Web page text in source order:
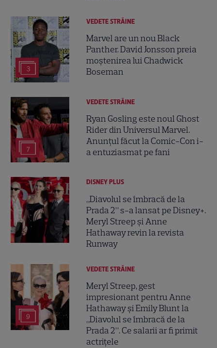
3
VEDETE STRĂINE
Marvel are un nou Black
Panther. David Jonsson preia
moștenirea lui Chadwick
Boseman
7
VEDETE STRĂINE
Ryan Gosling este noul Ghost
Rider din Universul Marvel.
Anunțul făcut la Comic-Con i-
a entuziasmat pe fani
DISNEY PLUS
„Diavolul se îmbracă de la
Prada 2” s-a lansat pe Disney+.
Meryl Streep și Anne
Hathaway revin la revista
Runway
9
VEDETE STRĂINE
Meryl Streep, gest
impresionant pentru Anne
Hathaway și Emily Blunt la
„Diavolul se îmbracă de la
Prada 2”. Ce salarii ar fi primit
actrițele